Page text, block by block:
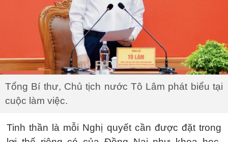
Tổng Bí thư, Chủ tịch nước Tô Lâm phát biểu tại
cuộc làm việc.
Tinh thần là mỗi Nghị quyết cần được đặt trong